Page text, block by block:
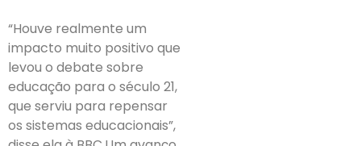
“Houve realmente um
impacto muito positivo que
levou o debate sobre
educação para o século 21,
que serviu para repensar
os sistemas educacionais”,